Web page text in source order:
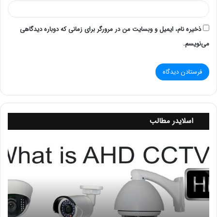
زمینه تولید هاردهای دیسکی با کیفیت بالا فعالیت می‌کرد.
در سال 1972، شرکت به نام Western Digital Corporation
تغییر نام داد و به تولید کنترلرهای هارددیسک متصل به
تغییر در عرصه تولید و فروش قطعات جانبی هارددیسک، به
وسترن دیجیتال اجازه داد تا به یکی از شرکت‌های پیشرو در
صنعت ذخیره‌سازی اطلاعات تبدیل شود.
در دهه 1990، وسترن دیجیتال همچنین با رشد صنعت
کامپیوترها و نیاز روزافزون به ذخیره‌سازی داده‌ها، هاردهای
SCSI برای استفاده در سرورها و سیستم‌های بزرگتر تولید کرد.
همچنین، در این دهه وسترن دیجیتال توانست با معرفی
هاردهای با ظرفیت بالا و سرعت بالا، جایگاه قوی خود را در بازار
تقویت کند.
در سال‌های بعدی، وسترن دیجیتال ادامه فعالیت خود را در
زمینه توسعه و تولید هاردهای دیسکی و SSD ادامه داد. شرکت
به تدریج فناوری‌های جدید را به محصولات خود اضافه کرده و
ذخیره نام، ایمیل و وبسایت من در مرورگر برای زمانی که دوباره دیدگاهی
می‌نویسم.
اسلایدر مطالب
د
و
ب
ی
ن